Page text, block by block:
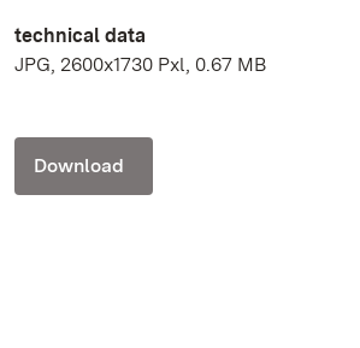
technical data
JPG, 2600x1730 Pxl, 0.67 MB
Download